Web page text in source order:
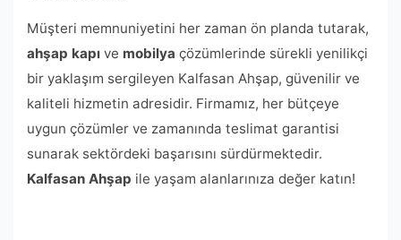
Müşteri memnuniyetini her zaman ön planda tutarak,
ahşap kapı ve mobilya çözümlerinde sürekli yenilikçi
bir yaklaşım sergileyen Kalfasan Ahşap, güvenilir ve
kaliteli hizmetin adresidir. Firmamız, her bütçeye
uygun çözümler ve zamanında teslimat garantisi
sunarak sektördeki başarısını sürdürmektedir.
Kalfasan Ahşap ile yaşam alanlarınıza değer katın!